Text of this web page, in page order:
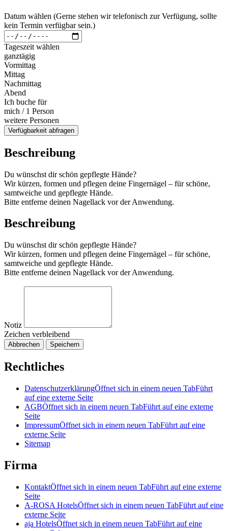
Datum wählen (Gerne stehen wir telefonisch zur Verfügung, sollte
kein Termin verfügbar sein.)
Tageszeit wählen
ganztägig
Vormittag
Mittag
Nachmittag
Abend
Ich buche für
mich / 1 Person
weitere Personen
Verfügbarkeit abfragen
Beschreibung
Du wünschst dir schön gepflegte Hände?
Wir kürzen, formen und pflegen deine Fingernägel – für schöne,
samtweiche und gepflegte Hände.
Bitte entferne deinen Nagellack vor der Anwendung.
Beschreibung
Du wünschst dir schön gepflegte Hände?
Wir kürzen, formen und pflegen deine Fingernägel – für schöne,
samtweiche und gepflegte Hände.
Bitte entferne deinen Nagellack vor der Anwendung.
Notiz
Zeichen verbleibend
Abbrechen Speichern
Rechtliches
DatenschutzerklärungÖffnet sich in einem neuen TabFührt
auf eine externe Seite
AGBÖffnet sich in einem neuen TabFührt auf eine externe
Seite
ImpressumÖffnet sich in einem neuen TabFührt auf eine
externe Seite
Sitemap
Firma
KontaktÖffnet sich in einem neuen TabFührt auf eine externe
Seite
A-ROSA HotelsÖffnet sich in einem neuen TabFührt auf eine
externe Seite
aja HotelsÖffnet sich in einem neuen TabFührt auf eine